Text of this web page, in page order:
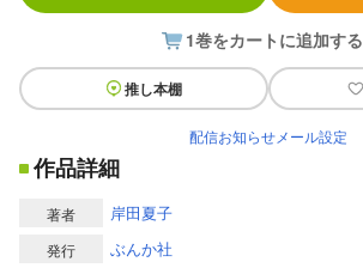
1巻をカートに追加する
推し本棚
配信お知らせメール設定
作品詳細
著者 岸田夏子
発行 ぶんか社